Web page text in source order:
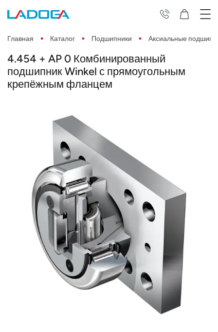
Главная Каталог Подшипники Аксиальные
4.454 + AP 0 Комбинированный
подшипник Winkel с прямоугольным
крепёжным фланцем